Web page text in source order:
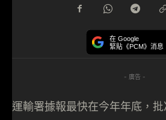
在 Google
緊貼《PCM》消息
- 廣告 -
運輸署據報最快在今年年底，